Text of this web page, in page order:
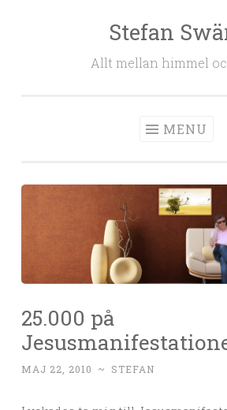
Stefan
Allt mellan himmel
MENU
25.000 på
MAJ 22, 2010 ~ STEFAN